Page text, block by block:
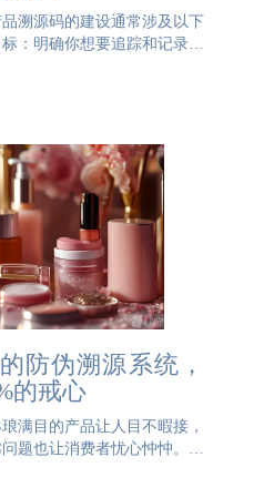
溯源码的建设通常涉及以下
：明确你想要追踪和记录的
择适合你需求的信息系统，
防伪溯源系统，
的戒心
满目的产品让人目不暇接，
题也让消费者忧心忡忡。为
保障产品质量，打消消费者